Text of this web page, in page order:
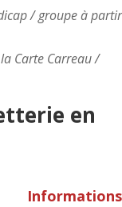
/ groupe à partir
Carte Carreau /
en
Informations